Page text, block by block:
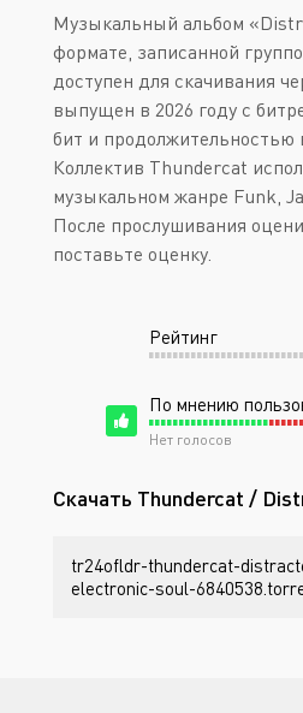
Музыкальный альбом
формате, записанной
доступен для скачивания
выпущен в 2026 году с
бит и продолжительностью
Коллектив Thundercat
музыкальном жанре Funk,
После прослушивания
поставьте оценку.
Рейтинг
По мнению
Нет голосов
Скачать Thundercat /
tr24ofldr-thundercat-
electronic-soul-